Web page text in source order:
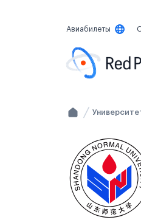
Авиабилеты